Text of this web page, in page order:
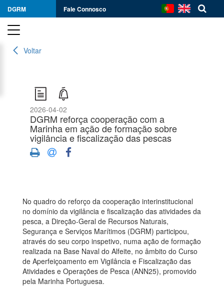
DGRM Fale Connosco
Voltar
2026-04-02
DGRM reforça cooperação com a
Marinha em ação de formação sobre
vigilância e fiscalização das pescas
No quadro do reforço da cooperação interinstitucional
no domínio da vigilância e fiscalização das atividades da
pesca, a Direção-Geral de Recursos Naturais,
Segurança e Serviços Marítimos (DGRM) participou,
através do seu corpo inspetivo, numa ação de formação
realizada na Base Naval do Alfeite, no âmbito do Curso
de Aperfeiçoamento em Vigilância e Fiscalização das
Atividades e Operações de Pesca (ANN25), promovido
pela Marinha Portuguesa.